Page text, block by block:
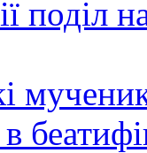
поділ
в